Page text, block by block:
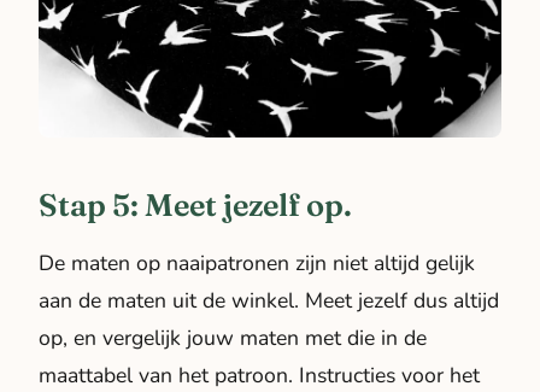
Stap 5: Meet jezelf op.
De maten op naaipatronen zijn niet altijd gelijk
aan de maten uit de winkel. Meet jezelf dus altijd
op, en vergelijk jouw maten met die in de
maattabel van het patroon. Instructies voor het